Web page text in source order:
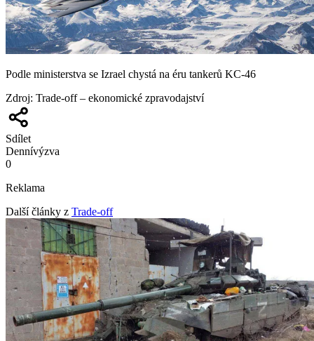
Podle ministerstva se Izrael chystá na éru tankerů KC-46
Zdroj: Trade-off – ekonomické zpravodajství
Sdílet
Dennívýzva
0
Reklama
Další články z Trade-off